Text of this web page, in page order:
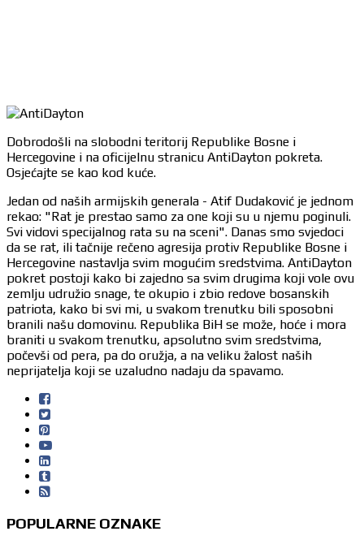
Dobrodošli na slobodni teritorij Republike Bosne i
Hercegovine i na oficijelnu stranicu AntiDayton pokreta.
Osjećajte se kao kod kuće.
Jedan od naših armijskih generala - Atif Dudaković je jednom
rekao: "Rat je prestao samo za one koji su u njemu poginuli.
Svi vidovi specijalnog rata su na sceni". Danas smo svjedoci
da se rat, ili tačnije rečeno agresija protiv Republike Bosne i
Hercegovine nastavlja svim mogućim sredstvima. AntiDayton
pokret postoji kako bi zajedno sa svim drugima koji vole ovu
zemlju udružio snage, te okupio i zbio redove bosanskih
patriota, kako bi svi mi, u svakom trenutku bili sposobni
branili našu domovinu. Republika BiH se može, hoće i mora
braniti u svakom trenutku, apsolutno svim sredstvima,
počevši od pera, pa do oružja, a na veliku žalost naših
neprijatelja koji se uzaludno nadaju da spavamo.
POPULARNE OZNAKE